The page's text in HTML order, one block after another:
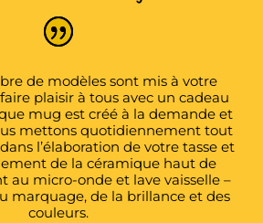
de modèles sont mis à votre
plaisir à tous avec un cadeau
mug est créé à la demande et
mettons quotidiennement tout
l’élaboration de votre tasse et
de la céramique haut de
au micro-onde et lave vaisselle –
marquage, de la brillance et des
couleurs.